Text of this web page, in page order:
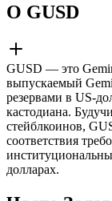
О GUSD
GUSD — это
выпускаемый
резервами в US-
кастодиана.
стейблкоинов,
соответствия
долларах.